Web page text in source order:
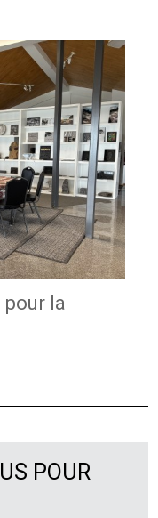
la
POUR